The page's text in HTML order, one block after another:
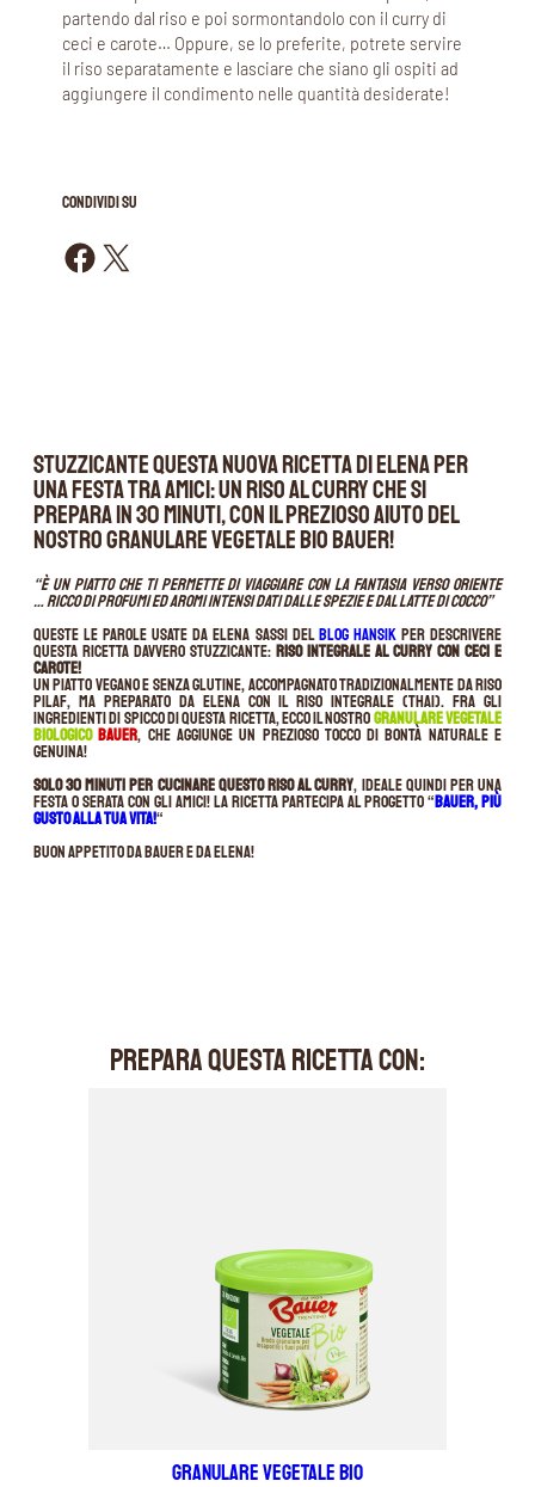
partendo dal riso e poi sormontandolo con il curry di
ceci e carote… Oppure, se lo preferite, potrete servire
il riso separatamente e lasciare che siano gli ospiti ad
aggiungere il condimento nelle quantità desiderate!
CONDIVIDI SU
Condividi su Facebook Condividi su X
Stuzzicante questa nuova ricetta di Elena per
una festa tra amici: un riso al curry che si
prepara in 30 minuti, con il prezioso aiuto del
nostro Granulare Vegetale BIO Bauer!
“È un piatto che ti permette di viaggiare con la fantasia verso oriente
… ricco di profumi ed aromi intensi dati dalle spezie e dal latte di cocco”
Queste le parole usate da Elena Sassi delblog Hansikper descrivere
questa ricetta davvero stuzzicante: Riso integrale al curry con ceci e
carote!
Un piatto vegano e senza glutine, accompagnato tradizionalmente da riso
pilaf, ma preparato da Elena con il riso integrale (Thai). Fra gli
ingredienti di spicco di questa ricetta, ecco il nostroGranulare Vegetale
biologico Bauer, che aggiunge un prezioso tocco di bontà naturale e
genuina!
Solo 30 minuti per cucinare questo riso al curry, ideale quindi per una
festa o serata con gli amici! La ricetta partecipa al progetto “Bauer, più
gusto alla tua vita!“
Buon appetito da Bauer e da Elena!
PREPARA QUESTA RICETTA CON:
Granulare Vegetale Bio